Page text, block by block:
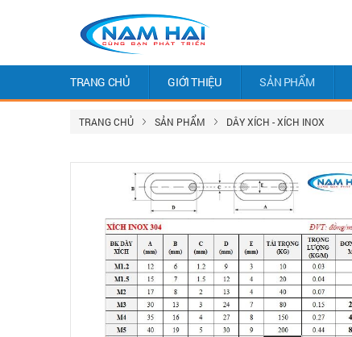
TRANG CHỦ GIỚI THIỆU SẢN PHẨM
TRANG CHỦ SẢN PHẨM DÂY XÍCH - XÍCH INOX